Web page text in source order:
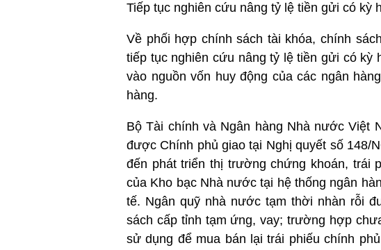
Tiếp tục nghiên cứu nâng tỷ lệ tiền gửi có
Về phối hợp chính sách tài khóa, chính
tiếp tục nghiên cứu nâng tỷ lệ tiền gửi có
vào nguồn vốn huy động của các ngân
hàng.
Bộ Tài chính và Ngân hàng Nhà nước Việt
được Chính phủ giao tại Nghị quyết số 148/
đến phát triển thị trường chứng khoán, trái
của Kho bạc Nhà nước tại hệ thống ngân
tế. Ngân quỹ nhà nước tạm thời nhàn rỗi
sách cấp tỉnh tạm ứng, vay; trường hợp
sử dụng để mua bán lại trái phiếu chính